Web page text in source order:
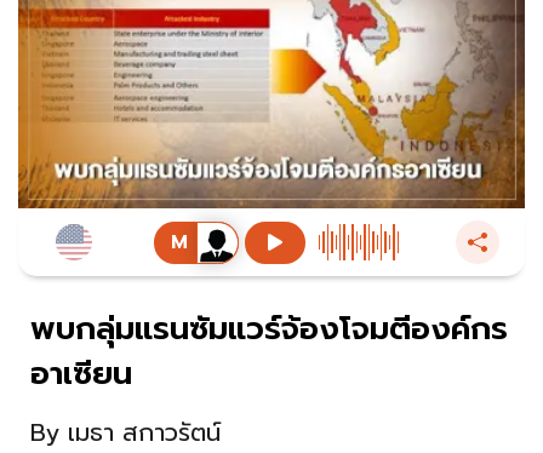
พบกลุ่มแรนซัมแวร์จ้องโจมตีองค์กร
อาเซียน
By เมธา สกาวรัตน์